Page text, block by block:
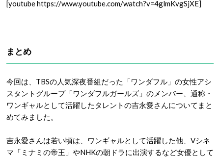
[youtube https://www.youtube.com/watch?v=4glmKvgSjXE]
まとめ
今回は、TBSの人気深夜番組だった「ワンダフル」の女性アシ
スタントグループ「ワンダフルガールズ」のメンバー、通称・
ワンギャルとして活躍したタレントの吉永愛さんについてまと
めてみました。
吉永愛さんは若い頃は、ワンギャルとして活躍した他、Vシネ
マ「ミナミの帝王」やNHKの朝ドラに出演するなど女優として